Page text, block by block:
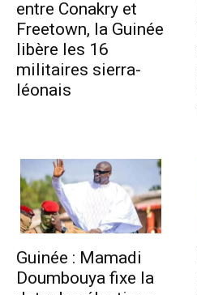
entre Conakry et
Freetown, la Guinée
libère les 16
militaires sierra-
léonais
Guinée : Mamadi
Doumbouya fixe la